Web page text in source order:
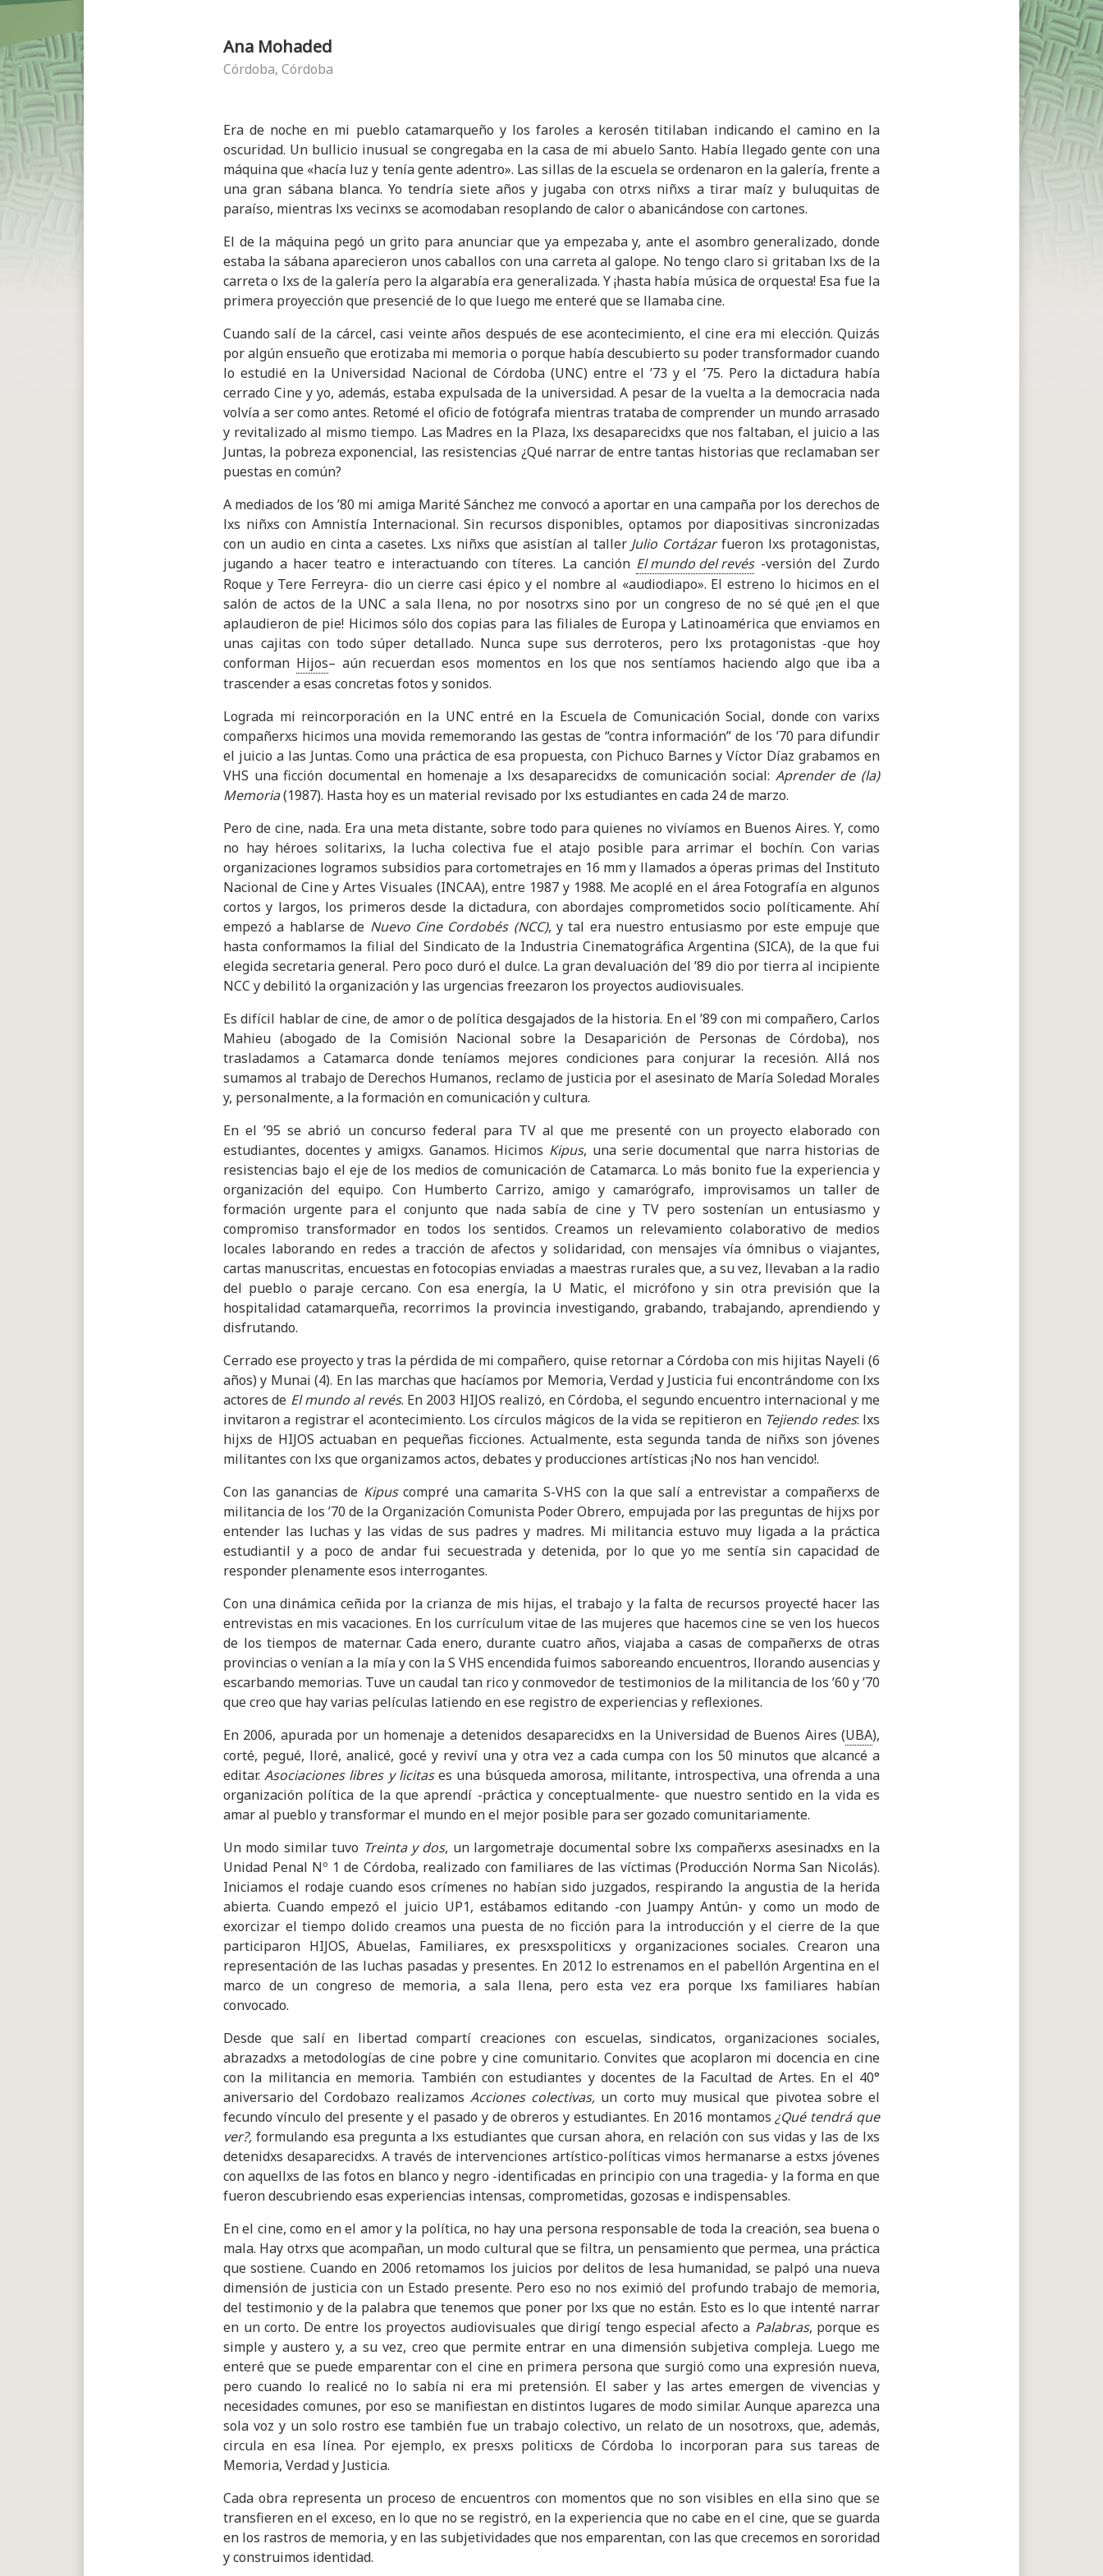
Ana Mohaded
Córdoba, Córdoba
Era de noche en mi pueblo catamarqueño y los faroles a kerosén titilaban indicando el camino en la
oscuridad. Un bullicio inusual se congregaba en la casa de mi abuelo Santo. Había llegado gente con una
máquina que «hacía luz y tenía gente adentro». Las sillas de la escuela se ordenaron en la galería, frente a
una gran sábana blanca. Yo tendría siete años y jugaba con otrxs niñxs a tirar maíz y buluquitas de
paraíso, mientras lxs vecinxs se acomodaban resoplando de calor o abanicándose con cartones.
El de la máquina pegó un grito para anunciar que ya empezaba y, ante el asombro generalizado, donde
estaba la sábana aparecieron unos caballos con una carreta al galope. No tengo claro si gritaban lxs de la
carreta o lxs de la galería pero la algarabía era generalizada. Y ¡hasta había música de orquesta! Esa fue la
primera proyección que presencié de lo que luego me enteré que se llamaba cine.
Cuando salí de la cárcel, casi veinte años después de ese acontecimiento, el cine era mi elección. Quizás
por algún ensueño que erotizaba mi memoria o porque había descubierto su poder transformador cuando
lo estudié en la Universidad Nacional de Córdoba (UNC) entre el ’73 y el ’75. Pero la dictadura había
cerrado Cine y yo, además, estaba expulsada de la universidad. A pesar de la vuelta a la democracia nada
volvía a ser como antes. Retomé el oficio de fotógrafa mientras trataba de comprender un mundo arrasado
y revitalizado al mismo tiempo. Las Madres en la Plaza, lxs desaparecidxs que nos faltaban, el juicio a las
Juntas, la pobreza exponencial, las resistencias ¿Qué narrar de entre tantas historias que reclamaban ser
puestas en común?
A mediados de los ’80 mi amiga Marité Sánchez me convocó a aportar en una campaña por los derechos de
lxs niñxs con Amnistía Internacional. Sin recursos disponibles, optamos por diapositivas sincronizadas
con un audio en cinta a casetes. Lxs niñxs que asistían al taller Julio Cortázarfueron lxs protagonistas,
jugando a hacer teatro e interactuando con títeres. La canción El mundo del revés-versión del Zurdo
Roque y Tere Ferreyra- dio un cierre casi épico y el nombre al «audiodiapo». El estreno lo hicimos en el
salón de actos de la UNC a sala llena, no por nosotrxs sino por un congreso de no sé qué ¡en el que
aplaudieron de pie! Hicimos sólo dos copias para las filiales de Europa y Latinoamérica que enviamos en
unas cajitas con todo súper detallado. Nunca supe sus derroteros, pero lxs protagonistas -que hoy
conforman Hijos– aún recuerdan esos momentos en los que nos sentíamos haciendo algo que iba a
trascender a esas concretas fotos y sonidos.
Lograda mi reincorporación en la UNC entré en la Escuela de Comunicación Social, donde con varixs
compañerxs hicimos una movida rememorando las gestas de “contra información” de los ’70 para difundir
el juicio a las Juntas. Como una práctica de esa propuesta, con Pichuco Barnes y Víctor Díaz grabamos en
VHS una ficción documental en homenaje a lxs desaparecidxs de comunicación social: Aprender de (la)
Memoria(1987). Hasta hoy es un material revisado por lxs estudiantes en cada 24 de marzo.
Pero de cine, nada. Era una meta distante, sobre todo para quienes no vivíamos en Buenos Aires. Y, como
no hay héroes solitarixs, la lucha colectiva fue el atajo posible para arrimar el bochín. Con varias
organizaciones logramos subsidios para cortometrajes en 16 mm y llamados a óperas primas del Instituto
Nacional de Cine y Artes Visuales (INCAA), entre 1987 y 1988. Me acoplé en el área Fotografía en algunos
cortos y largos, los primeros desde la dictadura, con abordajes comprometidos socio políticamente. Ahí
empezó a hablarse de Nuevo Cine Cordobés (NCC), y tal era nuestro entusiasmo por este empuje que
hasta conformamos la filial del Sindicato de la Industria Cinematográfica Argentina (SICA), de la que fui
elegida secretaria general. Pero poco duró el dulce. La gran devaluación del ’89 dio por tierra al incipiente
NCC y debilitó la organización y las urgencias freezaron los proyectos audiovisuales.
Es difícil hablar de cine, de amor o de política desgajados de la historia. En el ’89 con mi compañero, Carlos
Mahieu (abogado de la Comisión Nacional sobre la Desaparición de Personas de Córdoba), nos
trasladamos a Catamarca donde teníamos mejores condiciones para conjurar la recesión. Allá nos
sumamos al trabajo de Derechos Humanos, reclamo de justicia por el asesinato de María Soledad Morales
y, personalmente, a la formación en comunicación y cultura.
En el ’95 se abrió un concurso federal para TV al que me presenté con un proyecto elaborado con
estudiantes, docentes y amigxs. Ganamos. Hicimos Kipus, una serie documental que narra historias de
resistencias bajo el eje de los medios de comunicación de Catamarca. Lo más bonito fue la experiencia y
organización del equipo. Con Humberto Carrizo, amigo y camarógrafo, improvisamos un taller de
formación urgente para el conjunto que nada sabía de cine y TV pero sostenían un entusiasmo y
compromiso transformador en todos los sentidos. Creamos un relevamiento colaborativo de medios
locales laborando en redes a tracción de afectos y solidaridad, con mensajes vía ómnibus o viajantes,
cartas manuscritas, encuestas en fotocopias enviadas a maestras rurales que, a su vez, llevaban a la radio
del pueblo o paraje cercano. Con esa energía, la U Matic, el micrófono y sin otra previsión que la
hospitalidad catamarqueña, recorrimos la provincia investigando, grabando, trabajando, aprendiendo y
disfrutando.
Cerrado ese proyecto y tras la pérdida de mi compañero, quise retornar a Córdoba con mis hijitas Nayeli (6
años) y Munai (4). En las marchas que hacíamos por Memoria, Verdad y Justicia fui encontrándome con lxs
actores de El mundo al revés. En 2003 HIJOS realizó, en Córdoba, el segundo encuentro internacional y me
invitaron a registrar el acontecimiento. Los círculos mágicos de la vida se repitieron en Tejiendo redes: lxs
hijxs de HIJOS actuaban en pequeñas ficciones. Actualmente, esta segunda tanda de niñxs son jóvenes
militantes con lxs que organizamos actos, debates y producciones artísticas ¡No nos han vencido!.
Con las ganancias de Kipuscompré una camarita S-VHS con la que salí a entrevistar a compañerxs de
militancia de los ’70 de la Organización Comunista Poder Obrero, empujada por las preguntas de hijxs por
entender las luchas y las vidas de sus padres y madres. Mi militancia estuvo muy ligada a la práctica
estudiantil y a poco de andar fui secuestrada y detenida, por lo que yo me sentía sin capacidad de
responder plenamente esos interrogantes.
Con una dinámica ceñida por la crianza de mis hijas, el trabajo y la falta de recursos proyecté hacer las
entrevistas en mis vacaciones. En los currículum vitae de las mujeres que hacemos cine se ven los huecos
de los tiempos de maternar. Cada enero, durante cuatro años, viajaba a casas de compañerxs de otras
provincias o venían a la mía y con la S VHS encendida fuimos saboreando encuentros, llorando ausencias y
escarbando memorias. Tuve un caudal tan rico y conmovedor de testimonios de la militancia de los ’60 y ’70
que creo que hay varias películas latiendo en ese registro de experiencias y reflexiones.
En 2006, apurada por un homenaje a detenidos desaparecidxs en la Universidad de Buenos Aires (UBA),
corté, pegué, lloré, analicé, gocé y reviví una y otra vez a cada cumpa con los 50 minutos que alcancé a
editar.Asociaciones libres y licitases una búsqueda amorosa, militante, introspectiva, una ofrenda a una
organización política de la que aprendí -práctica y conceptualmente- que nuestro sentido en la vida es
amar al pueblo y transformar el mundo en el mejor posible para ser gozado comunitariamente.
Un modo similar tuvo Treinta y dos, un largometraje documental sobre lxs compañerxs asesinadxs en la
Unidad Penal Nº 1 de Córdoba, realizado con familiares de las víctimas (Producción Norma San Nicolás).
Iniciamos el rodaje cuando esos crímenes no habían sido juzgados, respirando la angustia de la herida
abierta. Cuando empezó el juicio UP1, estábamos editando -con Juampy Antún- y como un modo de
exorcizar el tiempo dolido creamos una puesta de no ficción para la introducción y el cierre de la que
participaron HIJOS, Abuelas, Familiares, ex presxspoliticxs y organizaciones sociales. Crearon una
representación de las luchas pasadas y presentes. En 2012 lo estrenamos en el pabellón Argentina en el
marco de un congreso de memoria, a sala llena, pero esta vez era porque lxs familiares habían
convocado.
Desde que salí en libertad compartí creaciones con escuelas, sindicatos, organizaciones sociales,
abrazadxs a metodologías de cine pobre y cine comunitario. Convites que acoplaron mi docencia en cine
con la militancia en memoria. También con estudiantes y docentes de la Facultad de Artes. En el 40°
aniversario del Cordobazo realizamos Acciones colectivas, un corto muy musical que pivotea sobre el
fecundo vínculo del presente y el pasado y de obreros y estudiantes. En 2016 montamos¿Qué tendrá que
ver?,formulando esa pregunta a lxs estudiantes que cursan ahora, en relación con sus vidas y las de lxs
detenidxs desaparecidxs. A través de intervenciones artístico-políticas vimos hermanarse a estxs jóvenes
con aquellxs de las fotos en blanco y negro -identificadas en principio con una tragedia- y la forma en que
fueron descubriendo esas experiencias intensas, comprometidas, gozosas e indispensables.
En el cine, como en el amor y la política, no hay una persona responsable de toda la creación, sea buena o
mala. Hay otrxs que acompañan, un modo cultural que se filtra, un pensamiento que permea, una práctica
que sostiene. Cuando en 2006 retomamos los juicios por delitos de lesa humanidad, se palpó una nueva
dimensión de justicia con un Estado presente. Pero eso no nos eximió del profundo trabajo de memoria,
del testimonio y de la palabra que tenemos que poner por lxs que no están. Esto es lo que intenté narrar
en un corto. De entre los proyectos audiovisuales que dirigí tengo especial afecto a Palabras, porque es
simple y austero y, a su vez, creo que permite entrar en una dimensión subjetiva compleja. Luego me
enteré que se puede emparentar con el cine en primera persona que surgió como una expresión nueva,
pero cuando lo realicé no lo sabía ni era mi pretensión. El saber y las artes emergen de vivencias y
necesidades comunes, por eso se manifiestan en distintos lugares de modo similar. Aunque aparezca una
sola voz y un solo rostro ese también fue un trabajo colectivo, un relato de un nosotroxs, que, además,
circula en esa línea. Por ejemplo, ex presxs politicxs de Córdoba lo incorporan para sus tareas de
Memoria, Verdad y Justicia.
Cada obra representa un proceso de encuentros con momentos que no son visibles en ella sino que se
transfieren en el exceso, en lo que no se registró, en la experiencia que no cabe en el cine, que se guarda
en los rastros de memoria, y en las subjetividades que nos emparentan, con las que crecemos en sororidad
y construimos identidad.